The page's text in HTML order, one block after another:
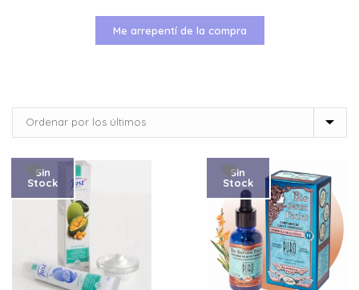
Sin
Stock
Sin
Stock
Me arrepentí de la compra